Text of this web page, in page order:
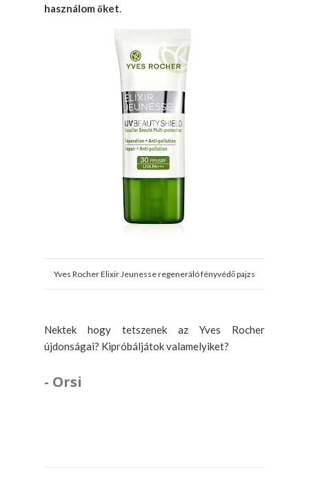
használom őket
Yves Rocher Elixir Jeunesse regeneráló fényvédő pajzs
Nektek hogy tetszenek az Yves Rocher
újdonságai? Kipróbáljátok valamelyiket?
- Orsi